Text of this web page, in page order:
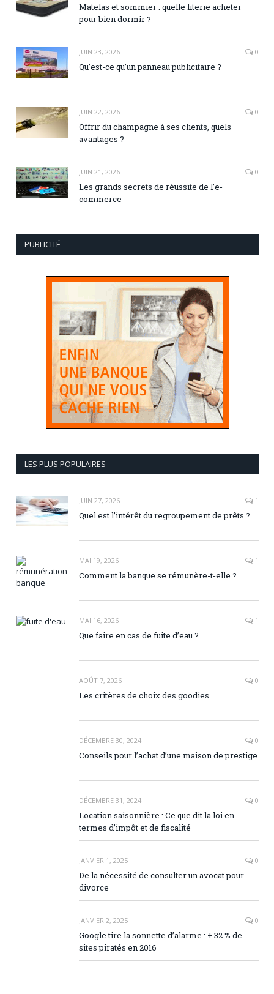
Matelas et sommier : quelle literie acheter
pour bien dormir ?
JUIN 23, 2026 0
Qu’est-ce qu’un panneau publicitaire ?
JUIN 22, 2026 0
Offrir du champagne à ses clients, quels
avantages ?
JUIN 21, 2026 0
Les grands secrets de réussite de l’e-
commerce
PUBLICITÉ
LES PLUS POPULAIRES
JUIN 27, 2026 1
Quel est l’intérêt du regroupement de prêts ?
MAI 19, 2026 1
Comment la banque se rémunère-t-elle ?
MAI 16, 2026 1
Que faire en cas de fuite d’eau ?
AOÛT 7, 2026 0
Les critères de choix des goodies
DÉCEMBRE 30, 2024 0
Conseils pour l’achat d’une maison de prestige
DÉCEMBRE 31, 2024 0
Location saisonnière : Ce que dit la loi en
termes d’impôt et de fiscalité
JANVIER 1, 2025 0
De la nécessité de consulter un avocat pour
divorce
JANVIER 2, 2025 0
Google tire la sonnette d’alarme : + 32 % de
sites piratés en 2016